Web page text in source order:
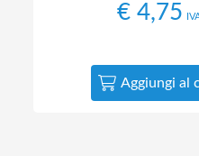
€ 4,75
Aggiungi al